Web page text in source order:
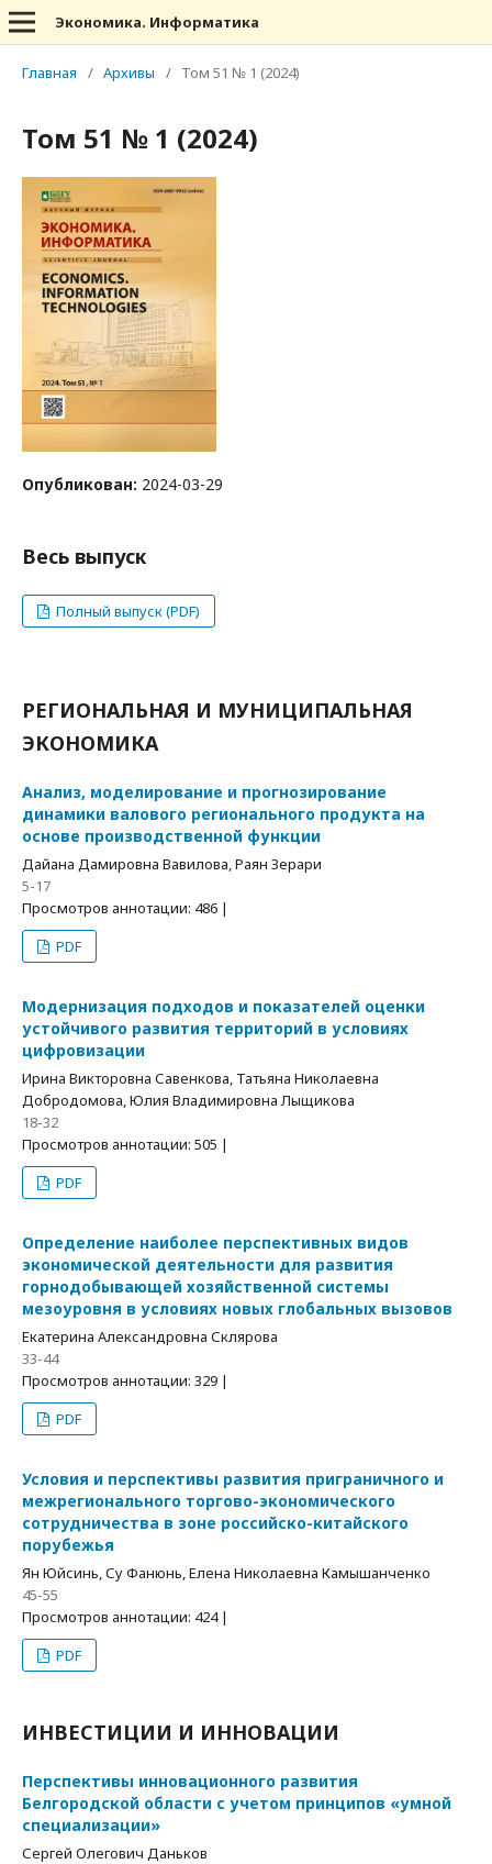
Экономика. Информатика
Главная / Архивы / Том 51 № 1 (2024)
Том 51 № 1 (2024)
Опубликован: 2024-03-29
Весь выпуск
Полный выпуск (PDF)
РЕГИОНАЛЬНАЯ И МУНИЦИПАЛЬНАЯ
ЭКОНОМИКА
Анализ, моделирование и прогнозирование
динамики валового регионального продукта на
основе производственной функции
Дайана Дамировна Вавилова, Раян Зерари
5-17
Просмотров аннотации: 486 |
PDF
Модернизация подходов и показателей оценки
устойчивого развития территорий в условиях
цифровизации
Ирина Викторовна Савенкова, Татьяна Николаевна
Добродомова, Юлия Владимировна Лыщикова
18-32
Просмотров аннотации: 505 |
PDF
Определение наиболее перспективных видов
экономической деятельности для развития
горнодобывающей хозяйственной системы
мезоуровня в условиях новых глобальных вызовов
Екатерина Александровна Склярова
33-44
Просмотров аннотации: 329 |
PDF
Условия и перспективы развития приграничного и
межрегионального торгово-экономического
сотрудничества в зоне российско-китайского
порубежья
Ян Юйсинь, Су Фанюнь, Елена Николаевна Камышанченко
45-55
Просмотров аннотации: 424 |
PDF
ИНВЕСТИЦИИ И ИННОВАЦИИ
Перспективы инновационного развития
Белгородской области с учетом принципов «умной
специализации»
Сергей Олегович Даньков